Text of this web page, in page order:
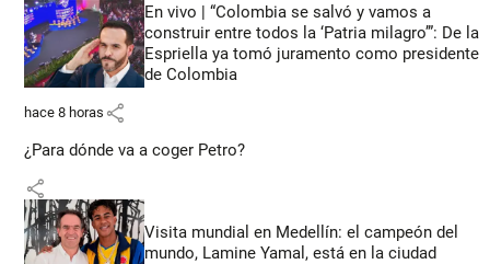
En vivo | “Colombia se salvó y vamos a
construir entre todos la ‘Patria milagro’”: De la
Espriella ya tomó juramento como presidente
de Colombia
hace 8 horas share
¿Para dónde va a coger Petro?
share
Visita mundial en Medellín: el campeón del
mundo, Lamine Yamal, está en la ciudad